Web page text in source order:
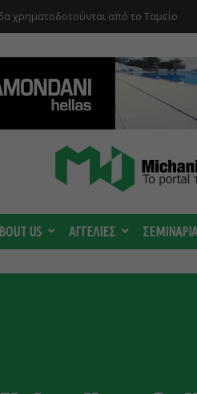
χρηματοδοτούνται από το Ταμείο
οι συζητήσεις για το Data
ΔΕΗ
US ΑΓΓΕΛΙΕΣ